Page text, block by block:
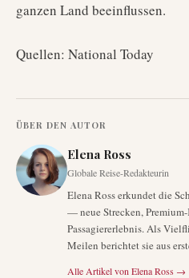
ganzen Land beeinflussen.
Quellen: National Today
ÜBER DEN AUTOR
Elena Ross
Globale Reise-Redakteurin
Elena Ross erkundet die
— neue Strecken,
Passagiererlebnis. Als
Meilen berichtet sie aus
Alle Artikel von Elena Ross →